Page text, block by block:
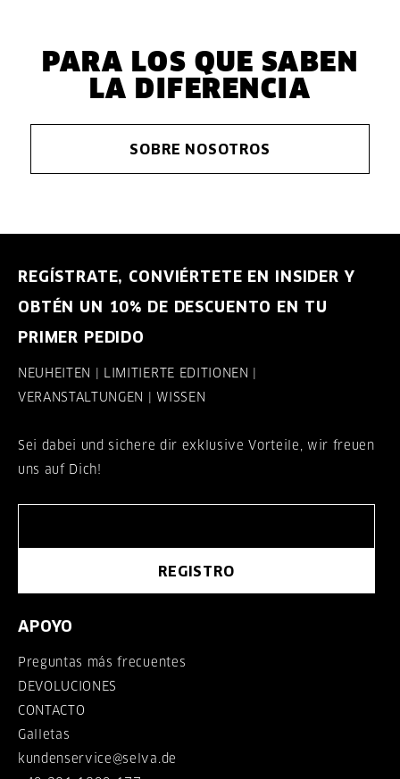
PARA LOS QUE SABEN
LA DIFERENCIA
SOBRE NOSOTROS
REGÍSTRATE, CONVIÉRTETE EN INSIDER Y
OBTÉN UN 10% DE DESCUENTO EN TU
PRIMER PEDIDO
NEUHEITEN | LIMITIERTE EDITIONEN |
VERANSTALTUNGEN | WISSEN
Sei dabei und sichere dir exklusive Vorteile, wir freuen
uns auf Dich!
REGISTRO
APOYO
Preguntas más frecuentes
DEVOLUCIONES
CONTACTO
Galletas
kundenservice@selva.de